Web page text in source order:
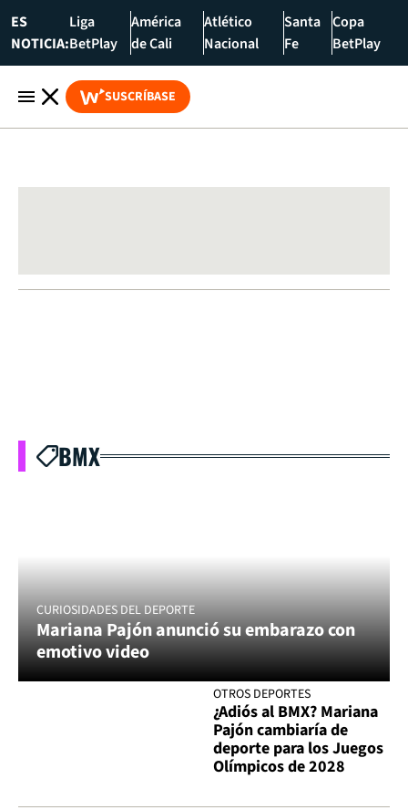
ES
NOTICIA:
Liga
BetPlay
América
de Cali
Atlético
Nacional
Santa
Fe
Copa
BetPlay
SUSCRÍBASE
BMX
CURIOSIDADES DEL DEPORTE
Mariana Pajón anunció su embarazo con
emotivo video
OTROS DEPORTES
¿Adiós al BMX? Mariana
Pajón cambiaría de
deporte para los Juegos
Olímpicos de 2028